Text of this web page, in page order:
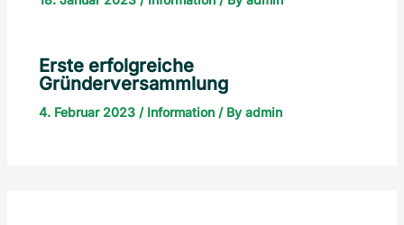
Erste erfolgreiche
Gründerversammlung
4. Februar 2023 / Information/ Byadmin